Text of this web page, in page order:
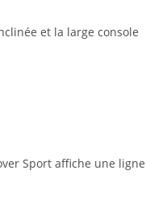
et la large console
Sport affiche une ligne